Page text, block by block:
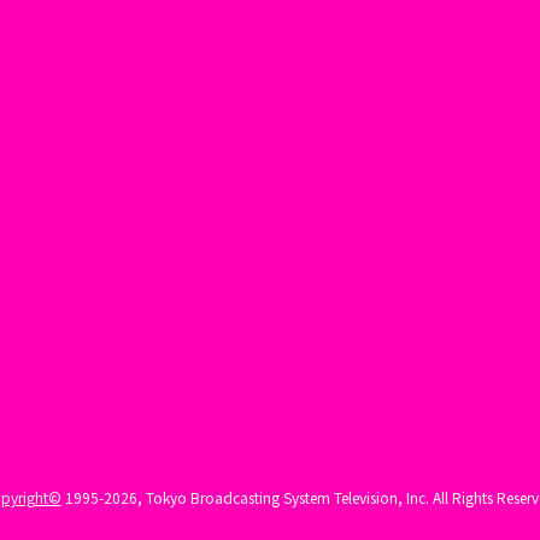
1995-2026, Tokyo Broadcasting System Television, Inc. All Rights